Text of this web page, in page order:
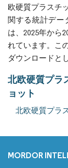
欧硬質プラスチ
関する統計デー
は、2025年から
れています。こ
ダウンロードと
北欧硬質プラ
ョット
北欧硬質プラ
MORDOR